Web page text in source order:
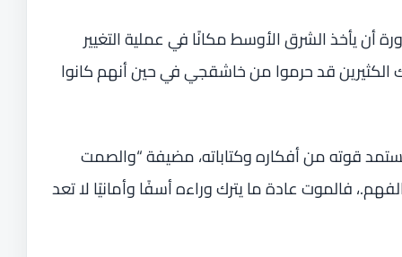
يأخذ الشرق الأوسط مكانًا في عملية التغيير
قد حرموا من خاشقجي في حين أنهم كانوا
قوته من أفكاره وكتاباته، مضيفة “والصمت
فالموت عادة ما يترك وراءه أسفًا وأمانيًا لا تعد